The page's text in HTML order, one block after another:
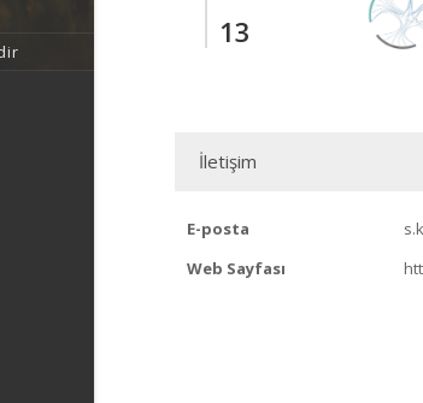
13
İletişim
E-posta
Web Sayfası